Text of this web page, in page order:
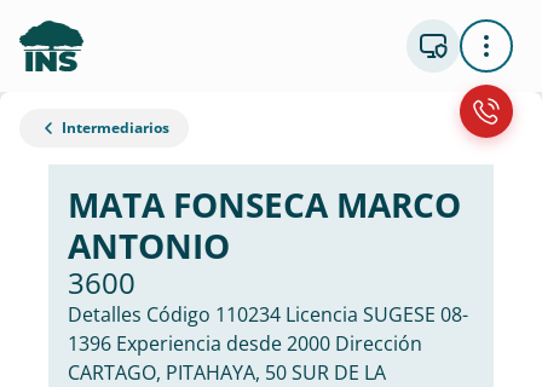
Intermediarios
MATA FONSECA MARCO
ANTONIO
3600
Detalles Código 110234 Licencia SUGESE 08-
1396 Experiencia desde 2000 Dirección
CARTAGO, PITAHAYA, 50 SUR DE LA